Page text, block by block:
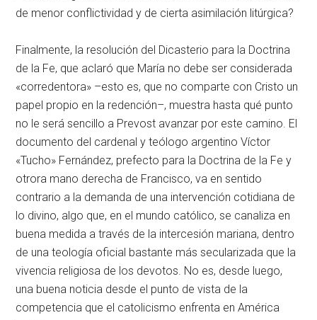
de menor conflictividad y de cierta asimilación litúrgica?
Finalmente, la resolución del Dicasterio para la Doctrina
de la Fe, que aclaró que María no debe ser considerada
«corredentora» –esto es, que no comparte con Cristo un
papel propio en la redención–, muestra hasta qué punto
no le será sencillo a Prevost avanzar por este camino. El
documento del cardenal y teólogo argentino Víctor
«Tucho» Fernández, prefecto para la Doctrina de la Fe y
otrora mano derecha de Francisco, va en sentido
contrario a la demanda de una intervención cotidiana de
lo divino, algo que, en el mundo católico, se canaliza en
buena medida a través de la intercesión mariana, dentro
de una teología oficial bastante más secularizada que la
vivencia religiosa de los devotos. No es, desde luego,
una buena noticia desde el punto de vista de la
competencia que el catolicismo enfrenta en América